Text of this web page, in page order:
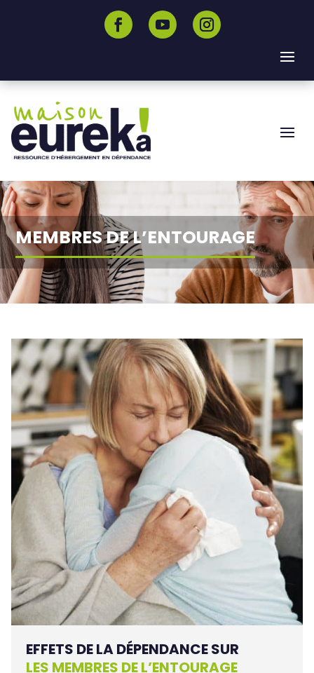
MEMBRES DE L’ENTOURAGE
EFFETS DE LA DÉPENDANCE SUR
LES MEMBRES DE L’ENTOURAGE